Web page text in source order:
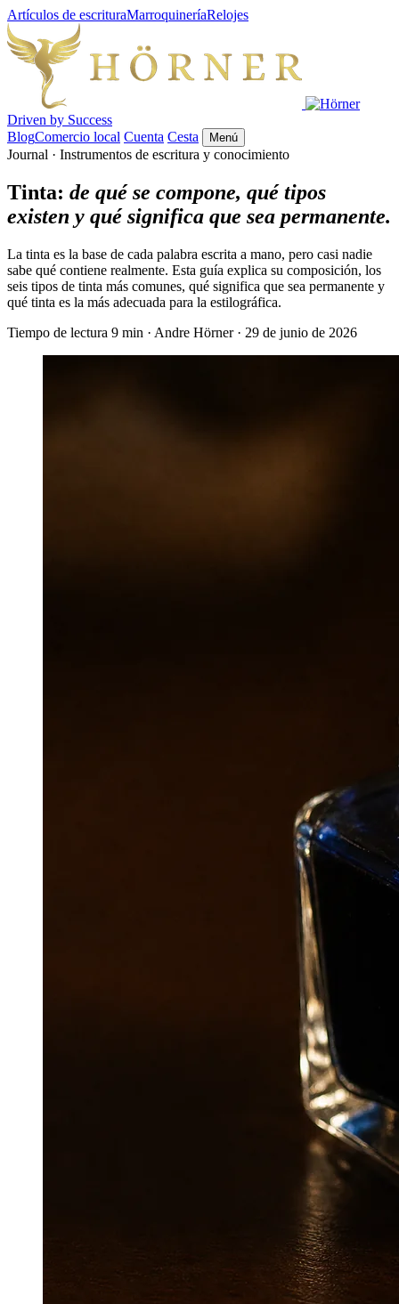
Artículos de escrituraMarroquineríaRelojes
Driven by Success
BlogComercio local Cuenta Cesta Menú
Journal · Instrumentos de escritura y conocimiento
Tinta: de qué se compone, qué tipos
existen y qué significa que sea permanente.
La tinta es la base de cada palabra escrita a mano, pero casi nadie
sabe qué contiene realmente. Esta guía explica su composición, los
seis tipos de tinta más comunes, qué significa que sea permanente y
qué tinta es la más adecuada para la estilográfica.
Tiempo de lectura 9 min · Andre Hörner · 29 de junio de 2026